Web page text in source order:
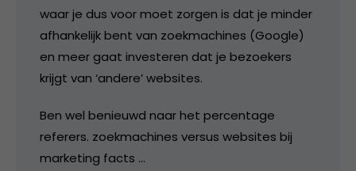
waar je dus voor moet zorgen is dat je minder
afhankelijk bent van zoekmachines (Google)
en meer gaat investeren dat je bezoekers
krijgt van ‘andere’ websites.
Ben wel benieuwd naar het percentage
referers. zoekmachines versus websites bij
marketing facts …